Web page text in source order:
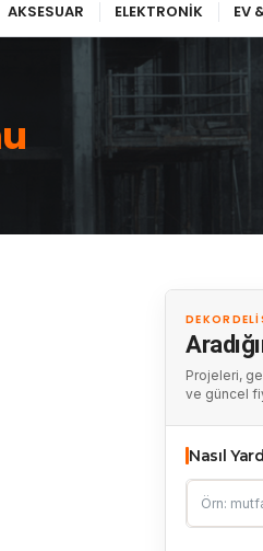
AKSESUAR ELEKTRONİK EV
Projeleri,
ve güncel
Nasıl